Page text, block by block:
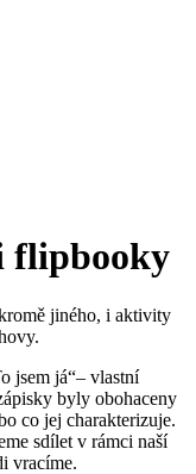
flipbooky
jiného, i aktivity
jsem já“– vlastní
byly obohaceny
co jej charakterizuje.
sdílet v rámci naší
vracíme.